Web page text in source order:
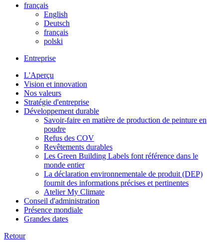
français
English
Deutsch
français
polski
Entreprise
L'Aperçu
Vision et innovation
Nos valeurs
Stratégie d'entreprise
Développement durable
Savoir-faire en matière de production de peinture en
poudre
Refus des COV
Revêtements durables
Les Green Building Labels font référence dans le
monde entier
La déclaration environnementale de produit (DEP)
fournit des informations précises et pertinentes
Atelier My Climate
Conseil d'administration
Présence mondiale
Grandes dates
Retour